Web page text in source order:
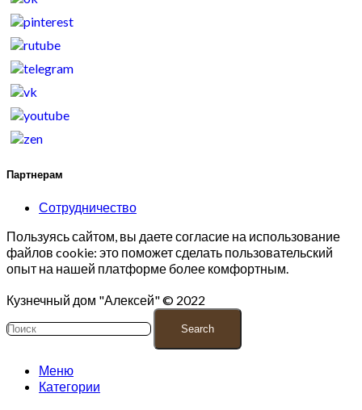
Партнерам
Сотрудничество
Пользуясь сайтом, вы даете согласие на использование
файлов cookie: это поможет сделать пользовательский
опыт на нашей платформе более комфортным.
Кузнечный дом "Алексей" © 2022
Search
Меню
Категории